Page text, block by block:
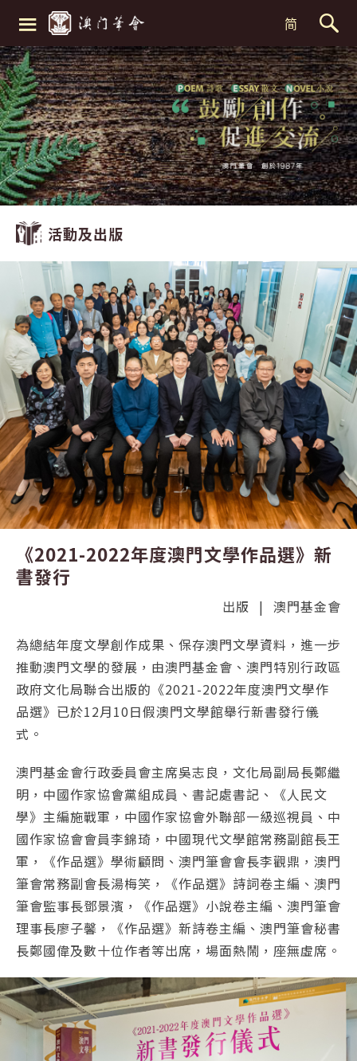
≡ 简
活動及出版
《2021-2022年度澳門文學作品選》新
書發行
出版 | 澳門基金會
為總結年度文學創作成果、保存澳門文學資料，進一步
推動澳門文學的發展，由澳門基金會、澳門特別行政區
政府文化局聯合出版的《2021-2022年度澳門文學作
品選》已於12月10日假澳門文學館舉行新書發行儀
式。
澳門基金會行政委員會主席吳志良，文化局副局長鄭繼
明，中國作家協會黨組成員、書記處書記、《人民文
學》主編施戰軍，中國作家協會外聯部一級巡視員、中
國作家協會會員李錦琦，中國現代文學館常務副館長王
軍，《作品選》學術顧問、澳門筆會會長李觀鼎，澳門
筆會常務副會長湯梅笑，《作品選》詩詞卷主編、澳門
筆會監事長鄧景濱，《作品選》小說卷主編、澳門筆會
理事長廖子馨，《作品選》新詩卷主編、澳門筆會秘書
長鄭國偉及數十位作者等出席，場面熱鬧，座無虛席。